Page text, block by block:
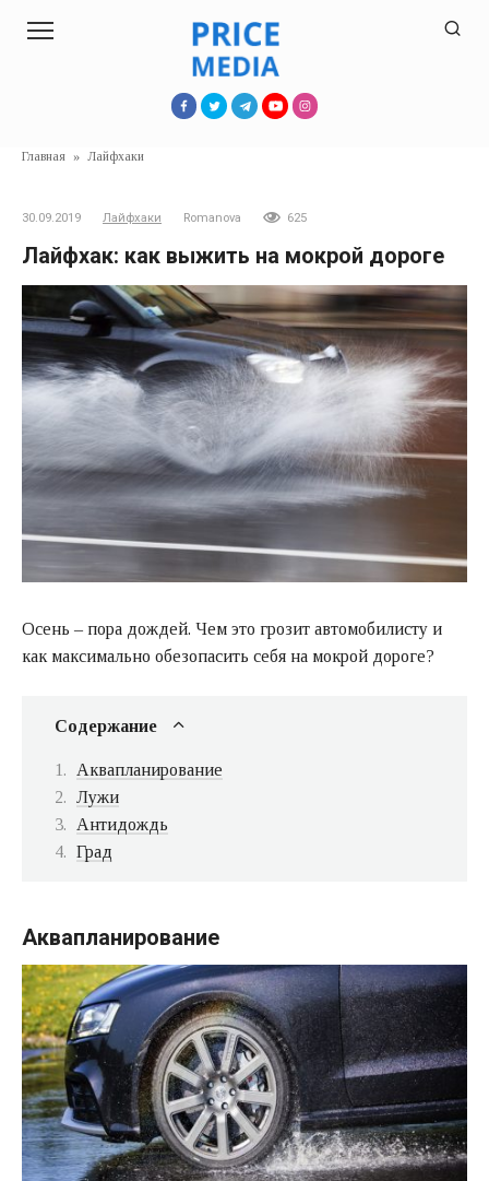
Главная » Лайфхаки
30.09.2019 Лайфхаки Romanova 625
Лайфхак: как выжить на мокрой дороге
Осень – пора дождей. Чем это грозит автомобилисту и
как максимально обезопасить себя на мокрой дороге?
Содержание
Аквапланирование
Лужи
Антидождь
Град
Аквапланирование